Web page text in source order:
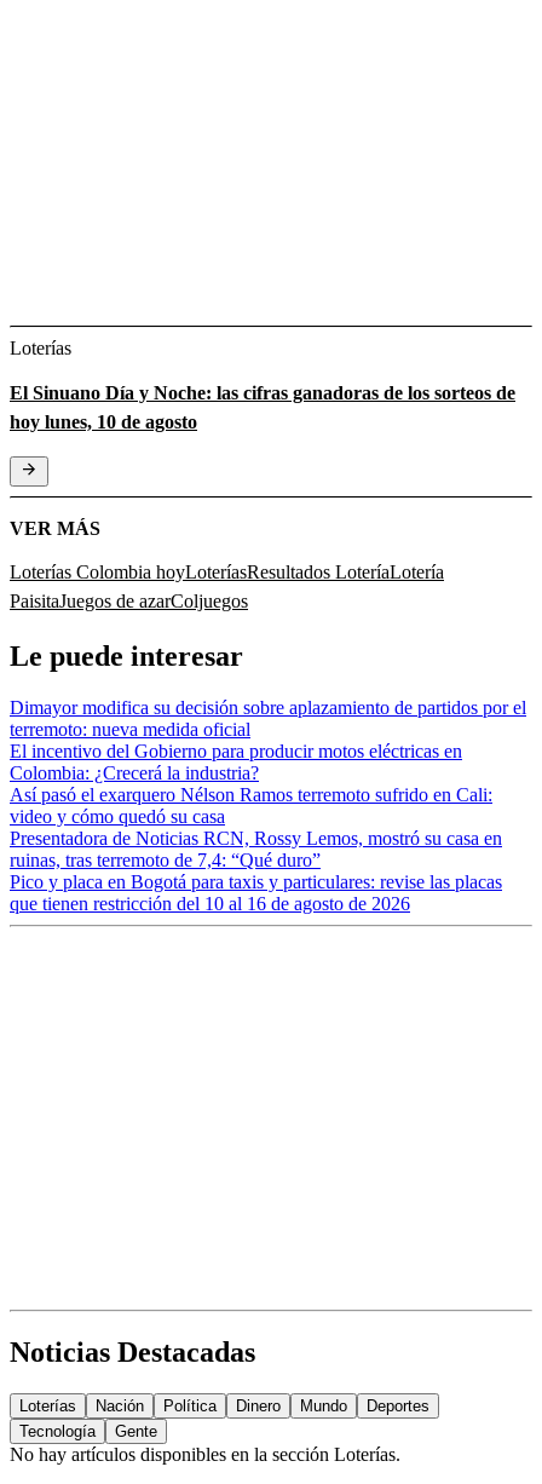
Loterías
El Sinuano Día y Noche: las cifras ganadoras de los sorteos de
hoy lunes, 10 de agosto
VER MÁS
Loterías Colombia hoyLoteríasResultados LoteríaLotería
PaisitaJuegos de azarColjuegos
Le puede interesar
Dimayor modifica su decisión sobre aplazamiento de partidos por el
terremoto: nueva medida oficial
El incentivo del Gobierno para producir motos eléctricas en
Colombia: ¿Crecerá la industria?
Así pasó el exarquero Nélson Ramos terremoto sufrido en Cali:
video y cómo quedó su casa
Presentadora de Noticias RCN, Rossy Lemos, mostró su casa en
ruinas, tras terremoto de 7,4: “Qué duro”
Pico y placa en Bogotá para taxis y particulares: revise las placas
que tienen restricción del 10 al 16 de agosto de 2026
Noticias Destacadas
Loterías Nación Política Dinero Mundo
Deportes
Tecnología
Gente
No hay artículos disponibles en la sección Loterías.